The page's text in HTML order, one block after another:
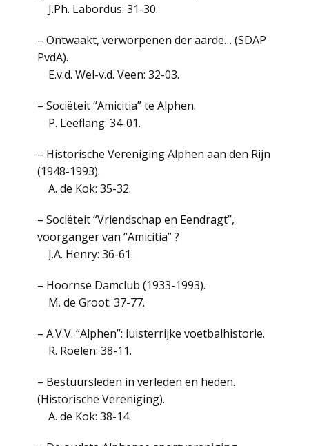
J.Ph. Labordus: 31-30.
– Ontwaakt, verworpenen der aarde… (SDAP
PvdA).
E.v.d. Wel-v.d. Veen: 32-03.
– Sociëteit “Amicitia” te Alphen.
P. Leeflang: 34-01.
– Historische Vereniging Alphen aan den Rijn
(1948-1993).
A. de Kok: 35-32.
– Sociëteit “Vriendschap en Eendragt”,
voorganger van “Amicitia” ?
J.A. Henry: 36-61.
– Hoornse Damclub (1933-1993).
M. de Groot: 37-77.
– A.V.V. “Alphen”: luisterrijke voetbalhistorie.
R. Roelen: 38-11.
– Bestuursleden in verleden en heden.
(Historische Vereniging).
A. de Kok: 38-14.